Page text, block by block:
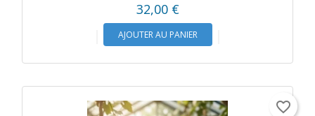
32,00 €Prix
AJOUTER AU PANIER
favorite_border